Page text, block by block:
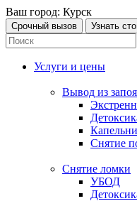
Ваш город: Курск
Срочный вызов Узнать
Услуги и цены
Вывод из запоя
Снятие
Снятие ломки
УБОД